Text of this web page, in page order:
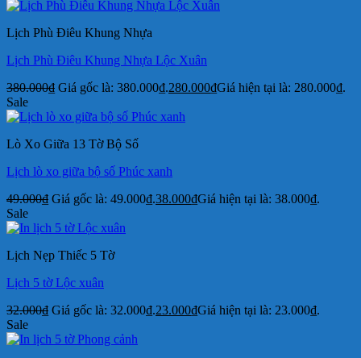
Lịch Phù Điêu Khung Nhựa
Lịch Phù Điêu Khung Nhựa Lộc Xuân
380.000₫ Giá gốc là: 380.000₫.280.000₫Giá hiện tại là: 280.000₫.
Sale
Lò Xo Giữa 13 Tờ Bộ Số
Lịch lò xo giữa bộ số Phúc xanh
49.000₫ Giá gốc là: 49.000₫.38.000₫Giá hiện tại là: 38.000₫.
Sale
Lịch Nẹp Thiếc 5 Tờ
Lịch 5 tờ Lộc xuân
32.000₫ Giá gốc là: 32.000₫.23.000₫Giá hiện tại là: 23.000₫.
Sale